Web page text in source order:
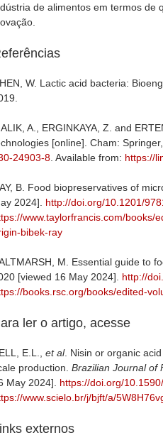
de alimentos em termos de
W. Lactic acid bacteria:
A., ERGINKAYA, Z. and
[online]. Cham:
24903-8. Available from: https://
B. Food biopreservatives of
2024]. http://doi.org/10.1201/
www.taylorfrancis.com/books/
bibek-ray
M. Essential guide to
[viewed 16 May 2024]. http://
books.rsc.org/books/edited-
ler o artigo, acesse
E.L., et al. Nisin or organic
production. Brazilian Journal of
May 2024]. https://doi.org/
www.scielo.br/j/bjft/a/
externos